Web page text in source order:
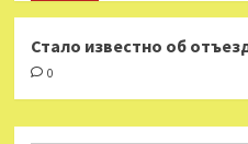
Стало известно об
0